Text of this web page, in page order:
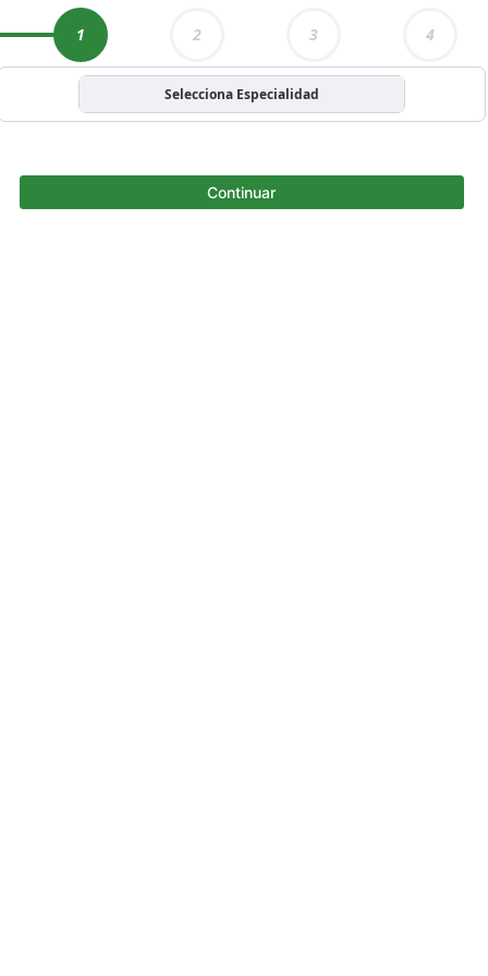
1 2 3 4
Selecciona Especialidad
Continuar